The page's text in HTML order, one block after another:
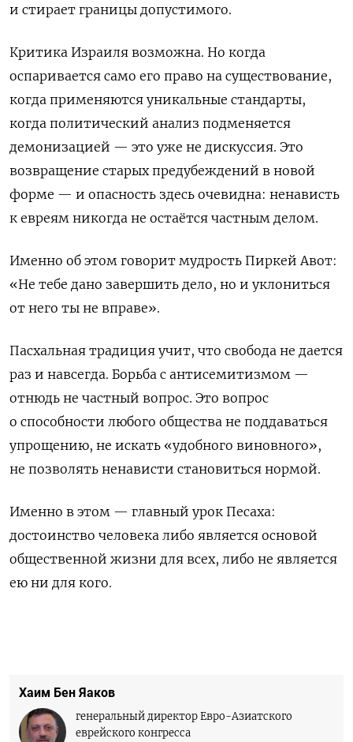
и стирает границы допустимого.
Критика Израиля возможна. Но когда
оспаривается само его право на существование,
когда применяются уникальные стандарты,
когда политический анализ подменяется
демонизацией — это уже не дискуссия. Это
возвращение старых предубеждений в новой
форме — и опасность здесь очевидна: ненависть
к евреям никогда не остаётся частным делом.
Именно об этом говорит мудрость Пиркей Авот:
«Не тебе дано завершить дело, но и уклониться
от него ты не вправе».
Пасхальная традиция учит, что свобода не дается
раз и навсегда. Борьба с антисемитизмом —
отнюдь не частный вопрос. Это вопрос
о способности любого общества не поддаваться
упрощению, не искать «удобного виновного»,
не позволять ненависти становиться нормой.
Именно в этом — главный урок Песаха:
достоинство человека либо является основой
общественной жизни для всех, либо не является
ею ни для кого.
Хаим Бен Яаков
генеральный директор Евро-Азиатского
еврейского конгресса